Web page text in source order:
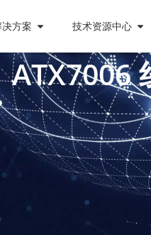
决方案 技术资源中心